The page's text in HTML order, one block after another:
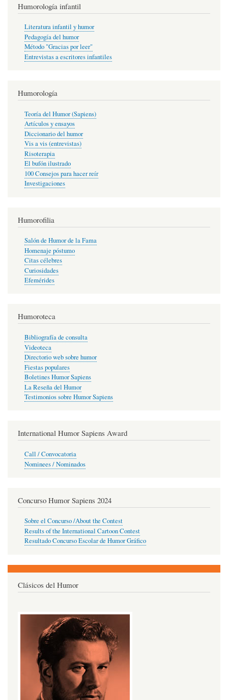
Humorología infantil
Literatura infantil y humor
Pedagogía del humor
Método "Gracias por leer"
Entrevistas a escritores infantiles
Humorología
Teoría del Humor (Sapiens)
Artículos y ensayos
Diccionario del humor
Vis a vis (entrevistas)
Risoterapia
El bufón ilustrado
100 Consejos para hacer reír
Investigaciones
Humorofilia
Salón de Humor de la Fama
Homenaje póstumo
Citas célebres
Curiosidades
Efemérides
Humoroteca
Bibliografía de consulta
Videoteca
Directorio web sobre humor
Fiestas populares
Boletines Humor Sapiens
La Reseña del Humor
Testimonios sobre Humor Sapiens
International Humor Sapiens Award
Call / Convocatoria
Nominees / Nominados
Concurso Humor Sapiens 2024
Sobre el Concurso /About the Contest
Results of the International Cartoon Contest
Resultado Concurso Escolar de Humor Gráfico
Clásicos del Humor